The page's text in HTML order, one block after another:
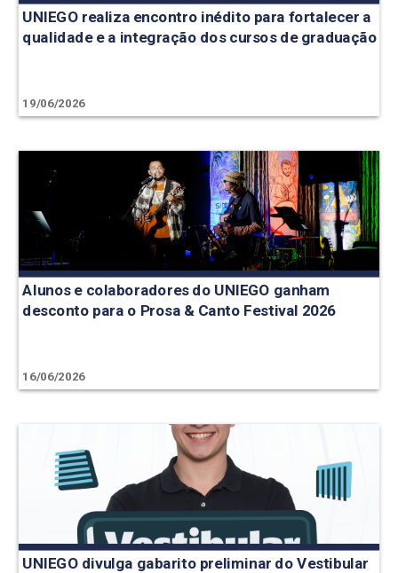
UNIEGO realiza encontro inédito para fortalecer a
qualidade e a integração dos cursos de graduação
19/06/2026
Alunos e colaboradores do UNIEGO ganham
desconto para o Prosa & Canto Festival 2026
16/06/2026
UNIEGO divulga gabarito preliminar do Vestibular